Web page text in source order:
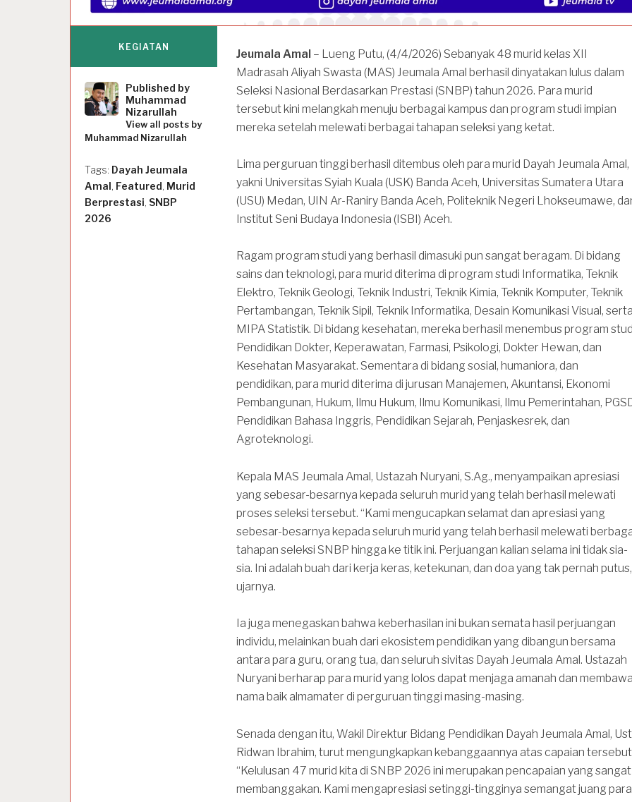
Jeumala Amal – Lueng Putu, (4/4/2026) Sebanyak 48 murid kelas XII
Madrasah Aliyah Swasta (MAS) Jeumala Amal berhasil dinyatakan lulus dalam
Seleksi Nasional Berdasarkan Prestasi (SNBP) tahun 2026. Para murid
tersebut kini melangkah menuju berbagai kampus dan program studi impian
mereka setelah melewati berbagai tahapan seleksi yang ketat.
Lima perguruan tinggi berhasil ditembus oleh para murid Dayah Jeumala Amal,
yakni Universitas Syiah Kuala (USK) Banda Aceh, Universitas Sumatera Utara
(USU) Medan, UIN Ar-Raniry Banda Aceh, Politeknik Negeri Lhokseumawe,
Institut Seni Budaya Indonesia (ISBI) Aceh.
Ragam program studi yang berhasil dimasuki pun sangat beragam. Di bidang
sains dan teknologi, para murid diterima di program studi Informatika, Teknik
Elektro, Teknik Geologi, Teknik Industri, Teknik Kimia, Teknik Komputer, Teknik
Pertambangan, Teknik Sipil, Teknik Informatika, Desain Komunikasi Visual, serta
MIPA Statistik. Di bidang kesehatan, mereka berhasil menembus program
Pendidikan Dokter, Keperawatan, Farmasi, Psikologi, Dokter Hewan, dan
Kesehatan Masyarakat. Sementara di bidang sosial, humaniora, dan
pendidikan, para murid diterima di jurusan Manajemen, Akuntansi, Ekonomi
Pembangunan, Hukum, Ilmu Hukum, Ilmu Komunikasi, Ilmu Pemerintahan,
Pendidikan Bahasa Inggris, Pendidikan Sejarah, Penjaskesrek, dan
Agroteknologi.
Kepala MAS Jeumala Amal, Ustazah Nuryani, S.Ag., menyampaikan apresiasi
yang sebesar-besarnya kepada seluruh murid yang telah berhasil melewati
proses seleksi tersebut. “Kami mengucapkan selamat dan apresiasi yang
sebesar-besarnya kepada seluruh murid yang telah berhasil melewati
tahapan seleksi SNBP hingga ke titik ini. Perjuangan kalian selama ini tidak sia-
sia. Ini adalah buah dari kerja keras, ketekunan, dan doa yang tak pernah
ujarnya.
Ia juga menegaskan bahwa keberhasilan ini bukan semata hasil perjuangan
individu, melainkan buah dari ekosistem pendidikan yang dibangun bersama
antara para guru, orang tua, dan seluruh sivitas Dayah Jeumala Amal. Ustazah
Nuryani berharap para murid yang lolos dapat menjaga amanah dan membawa
nama baik almamater di perguruan tinggi masing-masing.
Senada dengan itu, Wakil Direktur Bidang Pendidikan Dayah Jeumala Amal,
Ridwan Ibrahim, turut mengungkapkan kebanggaannya atas capaian
“Kelulusan 47 murid kita di SNBP 2026 ini merupakan pencapaian yang sangat
membanggakan. Kami mengapresiasi setinggi-tingginya semangat juang para
KEGIATAN
Published by
Muhammad
Nizarullah
View all posts by
Muhammad Nizarullah
Tags: Dayah Jeumala
Amal, Featured, Murid
Berprestasi, SNBP
2026